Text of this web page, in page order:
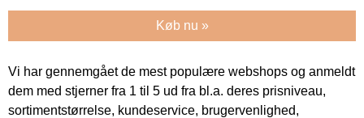
Køb nu »
Vi har gennemgået de mest populære webshops og anmeldt
dem med stjerner fra 1 til 5 ud fra bl.a. deres prisniveau,
sortimentstørrelse, kundeservice, brugervenlighed,